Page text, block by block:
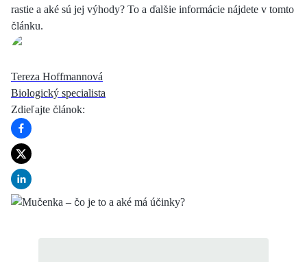
rastie a aké sú jej výhody? To a ďalšie informácie nájdete v tomto
článku.
Tereza Hoffmannová
Biologický specialista
Zdieľajte článok: